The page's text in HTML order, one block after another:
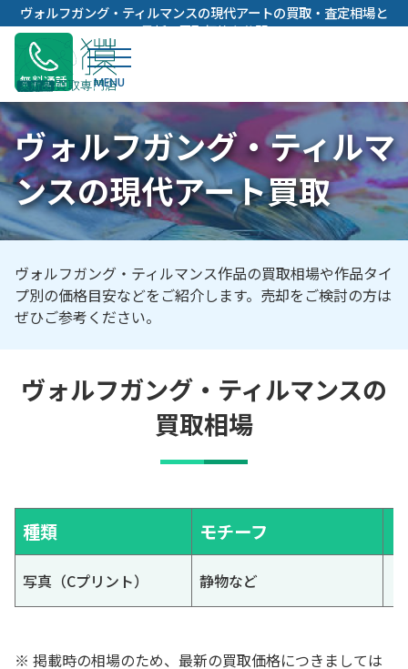
内
容
キ
プ
ヴォルフガング・ティルマンスの現代アートの買取・査定相場と
最新の買取価格を公開
無料通話
ヴォルフガング・ティルマ
ンスの現代アート買取
ヴォルフガング・ティルマンス作品の買取相場や作品タイ
プ別の価格目安などをご紹介します。売却をご検討の方は
ぜひご参考ください。
ヴォルフガング・ティルマンスの
買取相場
種類 モチーフ
写真（Cプリント） 静物など
※ 掲載時の相場のため、最新の買取価格につきましては